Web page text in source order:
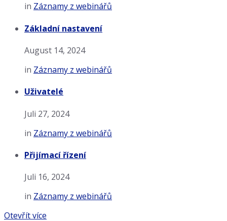
in Záznamy z webinářů
Základní nastavení
August 14, 2024
in Záznamy z webinářů
Uživatelé
Juli 27, 2024
in Záznamy z webinářů
Přijímací řízení
Juli 16, 2024
in Záznamy z webinářů
Otevřít více